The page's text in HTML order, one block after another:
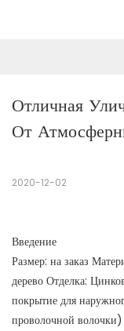
Отличная
От
2020-12-02
Введение
Размер: на заказ
дерево Отделка:
покрытие для
проволочной